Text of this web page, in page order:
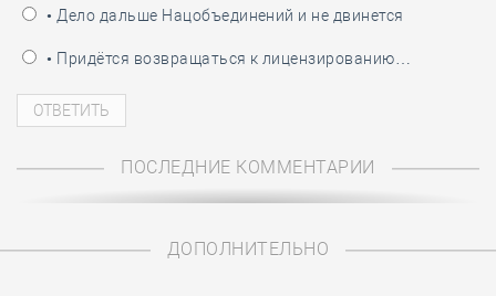
• Дело дальше Нацобъединений и не двинется
• Придётся возвращаться к лицензированию…
ПОСЛЕДНИЕ КОММЕНТАРИИ
ДОПОЛНИТЕЛЬНО